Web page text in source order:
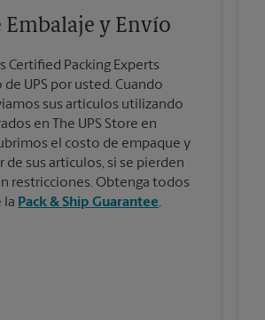
Embalaje y Envío
Certified Packing Experts
UPS por usted. Cuando
sus artículos utilizando
en The UPS Store en
el costo de empaque y
de sus artículos, si se pierden
restricciones. Obtenga todos
la Pack & Ship Guarantee.